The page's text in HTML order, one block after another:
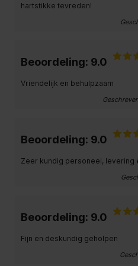
hartstikke tevreden!
Beoordeling: 9.0
Vriendelijk en behulpzaam
Beoordeling: 9.0
Zeer kundig personeel, levering
Beoordeling: 9.0
Fijn en deskundig geholpen